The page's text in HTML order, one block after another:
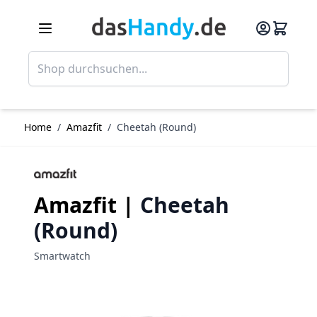
Home / Amazfit / Cheetah (Round)
Amazfit | Cheetah
(Round)
Smartwatch